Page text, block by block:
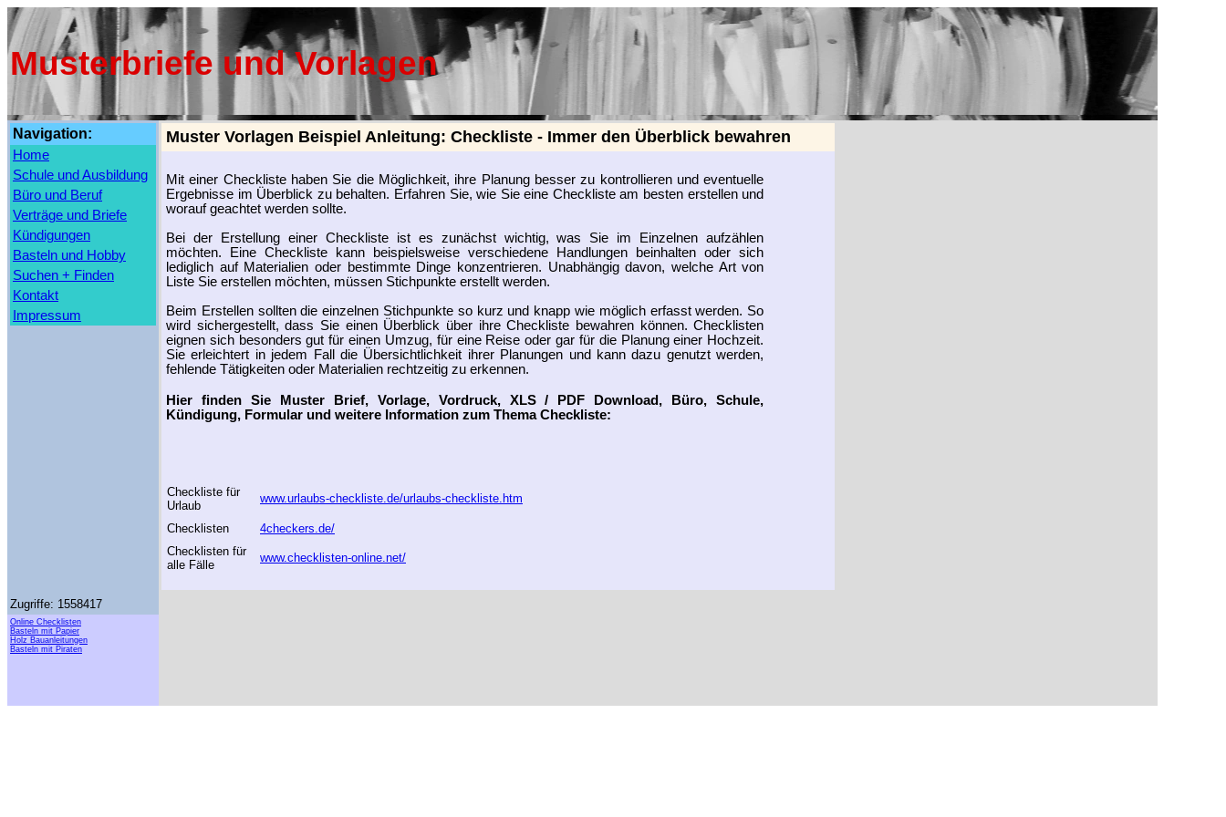
Musterbriefe und Vorlagen
Navigation:
Home
Schule und Ausbildung
Büro und Beruf
Verträge und Briefe
Kündigungen
Basteln und Hobby
Suchen + Finden
Kontakt
Impressum
Muster Vorlagen Beispiel Anleitung: Checkliste - Immer den Überblick bewahren
Mit einer Checkliste haben Sie die Möglichkeit, ihre Planung besser zu kontrollieren und eventuelle
Ergebnisse im Überblick zu behalten. Erfahren Sie, wie Sie eine Checkliste am besten erstellen und
worauf geachtet werden sollte.
Bei der Erstellung einer Checkliste ist es zunächst wichtig, was Sie im Einzelnen aufzählen
möchten. Eine Checkliste kann beispielsweise verschiedene Handlungen beinhalten oder sich
lediglich auf Materialien oder bestimmte Dinge konzentrieren. Unabhängig davon, welche Art von
Liste Sie erstellen möchten, müssen Stichpunkte erstellt werden.
Beim Erstellen sollten die einzelnen Stichpunkte so kurz und knapp wie möglich erfasst werden. So
wird sichergestellt, dass Sie einen Überblick über ihre Checkliste bewahren können. Checklisten
eignen sich besonders gut für einen Umzug, für eine Reise oder gar für die Planung einer Hochzeit.
Sie erleichtert in jedem Fall die Übersichtlichkeit ihrer Planungen und kann dazu genutzt werden,
fehlende Tätigkeiten oder Materialien rechtzeitig zu erkennen.
Hier finden Sie Muster Brief, Vorlage, Vordruck, XLS / PDF Download, Büro, Schule,
Kündigung, Formular und weitere Information zum Thema Checkliste:
Checkliste für
Urlaub
www.urlaubs-checkliste.de/urlaubs-checkliste.htm
Checklisten
4checkers.de/
Checklisten für
alle Fälle
www.checklisten-online.net/
Zugriffe: 1558417
Online Checklisten
Basteln mit Papier
Holz Bauanleitungen
Basteln mit Piraten